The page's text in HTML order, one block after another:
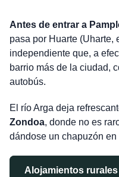
Antes de entrar a
pasa por Huarte (Uharte,
independiente que, a
barrio más de la ciudad,
autobús.
El río Arga deja
Zondoa, donde no es
dándose un chapuzón
Alojamientos